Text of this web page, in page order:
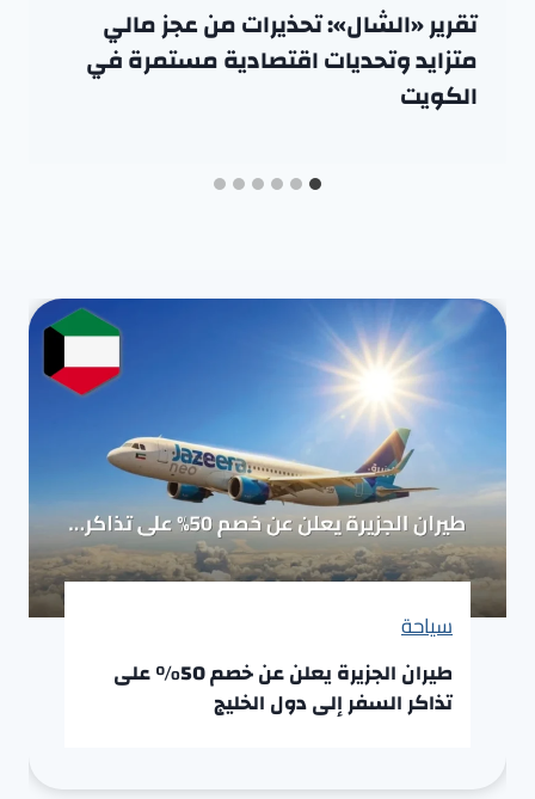
تقرير «الشال»: تحذيرات من عجز مالي
متزايد وتحديات اقتصادية مستمرة في
الكويت
سياحة
طيران الجزيرة يعلن عن خصم 50% على
تذاكر السفر إلى دول الخليج